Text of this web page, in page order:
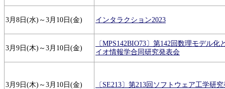
3月8日(水)～3月10日(金) インタラクション2023
3月9日(木)～3月10日(金)
〔MPS142BIO73〕第142回数理モデル
イオ情報学合同研究発表会
3月9日(木)～3月10日(金) 〔SE213〕第213回ソフトウェア工学研